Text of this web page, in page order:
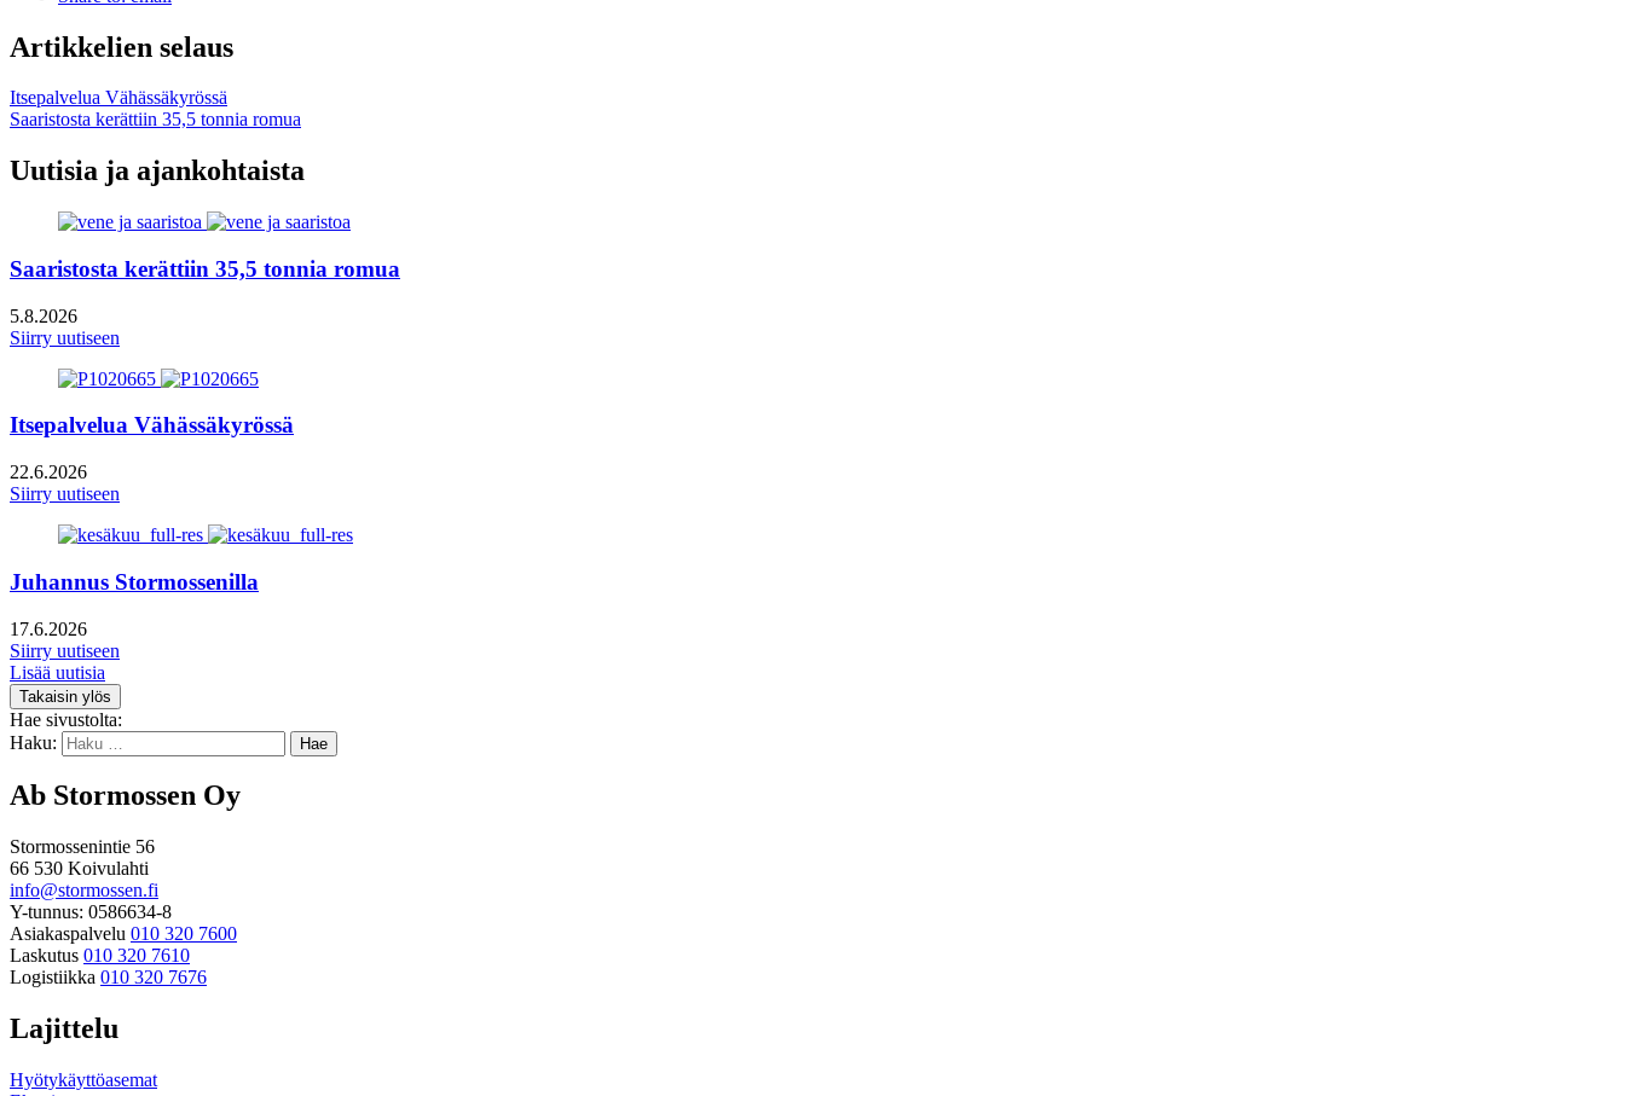
Artikkelien selaus
Itsepalvelua Vähässäkyrössä
Saaristosta kerättiin 35,5 tonnia romua
Uutisia ja ajankohtaista
Saaristosta kerättiin 35,5 tonnia romua
5.8.2026
Siirry uutiseen
Itsepalvelua Vähässäkyrössä
22.6.2026
Siirry uutiseen
Juhannus Stormossenilla
17.6.2026
Siirry uutiseen
Lisää uutisia
Takaisin ylös
Hae sivustolta:
Haku:
Ab Stormossen Oy
Stormossenintie 56
66 530 Koivulahti
info@stormossen.fi
Y-tunnus: 0586634-8
Asiakaspalvelu 010 320 7600
Laskutus 010 320 7610
Logistiikka 010 320 7676
Lajittelu
Hyötykäyttöasemat